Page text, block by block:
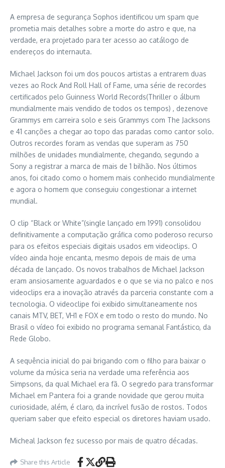
A empresa de segurança Sophos identificou um spam que
prometia mais detalhes sobre a morte do astro e que, na
verdade, era projetado para ter acesso ao catálogo de
endereços do internauta.
Michael Jackson foi um dos poucos artistas a entrarem duas
vezes ao Rock And Roll Hall of Fame, uma série de recordes
certificados pelo Guinness World Records(Thriller o álbum
mundialmente mais vendido de todos os tempos) , dezenove
Grammys em carreira solo e seis Grammys com The Jacksons
e 41 canções a chegar ao topo das paradas como cantor solo.
Outros recordes foram as vendas que superam as 750
milhões de unidades mundialmente, chegando, segundo a
Sony a registrar a marca de mais de 1 bilhão. Nos últimos
anos, foi citado como o homem mais conhecido mundialmente
e agora o homem que conseguiu congestionar a internet
mundial.
O clip “Black or White”(single lançado em 1991) consolidou
definitivamente a computação gráfica como poderoso recurso
para os efeitos especiais digitais usados em videoclips. O
vídeo ainda hoje encanta, mesmo depois de mais de uma
década de lançado. Os novos trabalhos de Michael Jackson
eram ansiosamente aguardados e o que se via no palco e nos
videoclips era a inovação através da parceria constante com a
tecnologia. O videoclipe foi exibido simultaneamente nos
canais MTV, BET, VH1 e FOX e em todo o resto do mundo. No
Brasil o vídeo foi exibido no programa semanal Fantástico, da
Rede Globo.
A sequência inicial do pai brigando com o filho para baixar o
volume da música seria na verdade uma referência aos
Simpsons, da qual Michael era fã. O segredo para transformar
Michael em Pantera foi a grande novidade que gerou muita
curiosidade, além, é claro, da incrível fusão de rostos. Todos
queriam saber que efeito especial os diretores haviam usado.
Micheal Jackson fez sucesso por mais de quatro décadas.
Share this Article